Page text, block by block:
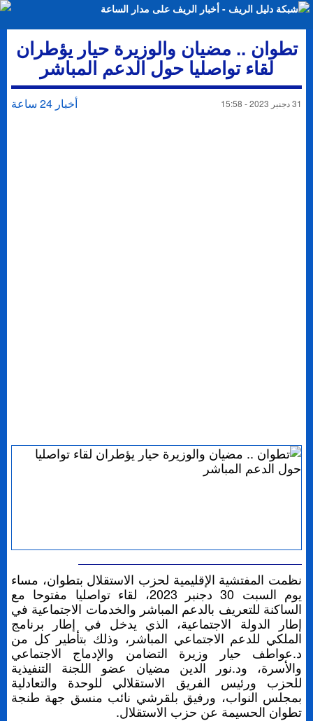
تطوان .. مضيان والوزيرة حيار يؤطران
لقاء تواصليا حول الدعم المباشر
أخبار 24 ساعة 31 دجنبر 2023 - 15:58
نظمت المفتشية الإقليمية لحزب الاستقلال بتطوان، مساء
يوم السبت 30 دجنبر 2023، لقاء تواصليا مفتوحا مع
الساكنة للتعريف بالدعم المباشر والخدمات الاجتماعية في
إطار الدولة الاجتماعية، الذي يدخل في إطار برنامج
الملكي للدعم الاجتماعي المباشر، وذلك بتأطير كل من
د.عواطف حيار وزيرة التضامن والإدماج الاجتماعي
والأسرة، ود.نور الدين مضيان عضو اللجنة التنفيذية
للحزب ورئيس الفريق الاستقلالي للوحدة والتعادلية
بمجلس النواب، ورفيق بلقرشي نائب منسق جهة طنجة
تطوان الحسيمة عن حزب الاستقلال.